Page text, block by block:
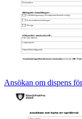
Ansökan om dispens